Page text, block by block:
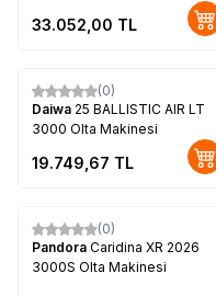
33.052,00 TL
Yeni
(0)
Daiwa 25 BALLISTIC AIR LT
3000 Olta Makinesi
19.749,67 TL
Yeni
(0)
Pandora Caridina XR 2026
3000S Olta Makinesi